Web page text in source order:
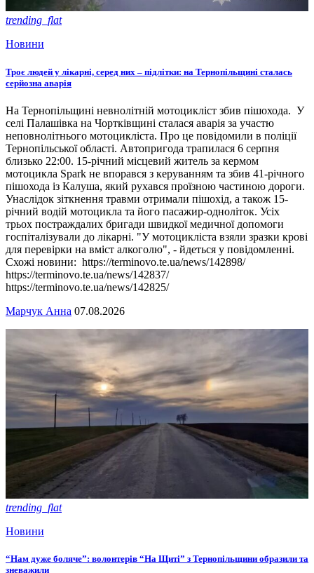
trending_flat
Новини
Троє людей у лікарні, серед них – підлітки: на Тернопільщині сталась
серйозна аварія
На Тернопільщині невнолітній мотоцикліст збив пішохода. У
селі Палашівка на Чортківщині сталася аварія за участю
неповнолітнього мотоцикліста. Про це повідомили в поліції
Тернопільської області. Автопригода трапилася 6 серпня
близько 22:00. 15-річний місцевий житель за кермом
мотоцикла Spark не впорався з керуванням та збив 41-річного
пішохода із Калуша, який рухався проїзною частиною дороги.
Унаслідок зіткнення травми отримали пішохід, а також 15-
річний водій мотоцикла та його пасажир-одноліток. Усіх
трьох постраждалих бригади швидкої медичної допомоги
госпіталізували до лікарні. "У мотоцикліста взяли зразки крові
для перевірки на вміст алкоголю", - йдеться у повідомленні.
Схожі новини: https://terminovo.te.ua/news/142898/
https://terminovo.te.ua/news/142837/
https://terminovo.te.ua/news/142825/
Марчук Анна 07.08.2026
trending_flat
Новини
“Нам дуже боляче”: волонтерів “На Щиті” з Тернопільщини образили та
зневажили